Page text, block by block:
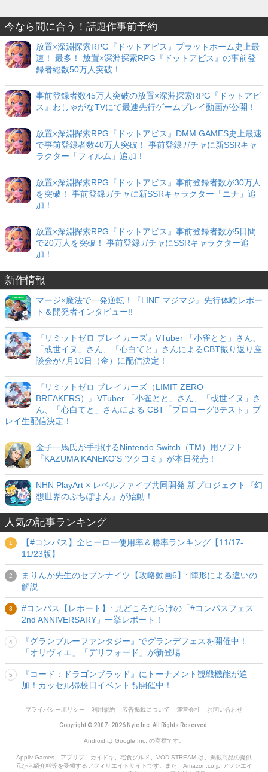
今なら間に合う！話題作事前予約
放置×深淵探索RPG『ドットアビス』プラットホーム史上最
速！ 最多！ 放置×深淵探索RPG『ドットアビス』の事前登
録者総数50万人突破！
事前登録者数45万人突破の放置×深淵探索RPG『ドットアビ
ス』わしゃがなTVにて最速先行ゲームプレイ動画が公開！
放置×深淵探索RPG『ドットアビス』DMM GAMES史上最速
で事前登録者数40万人突破！ 事前登録ガチャに新SSRキャ
ラクター「フィルム」追加！
放置×深淵探索RPG『ドットアビス』事前登録者数が30万人
を突破！ 事前登録ガチャに新SSRキャラクター「ニナ」追
加！
放置×深淵探索RPG『ドットアビス』事前登録者数が5日間
で20万人を突破！ 事前登録ガチャにSSRキャラクター追
加！
新作情報
マージ×魔法で一発逆転！『LINE マジマジ』先行体験レポー
ト＆開発者インタビュー!!
『リミットゼロ ブレイカーズ』VTuber 「小雀とと」さん、
「或世イヌ」さん、「心白てと」さんによるCBT振り返り座
談会が7月10日（金）に配信決定！
『リミットゼロ ブレイカーズ（LIMIT ZERO
BREAKERS）』VTuber 「小雀とと」さん、「或世イヌ」さ
ん、「心白てと」さんによる CBT「プロローグβテスト」プ
レイ生配信決定！
金子一馬氏が手掛けるNintendo Switch（TM）用ソフト
『KAZUMA KANEKO'S ツクヨミ』が本日発売！
NHN PlayArt × レベルファイブ共同開発 新プロジェクト『幻
想世界のぷちぽよん』が始動！
人気の記事ランキング
【#コンパス】全ヒーロー使用率＆勝率ランキング【11/17-
11/23版】
まりんか先生のセブンナイツ【攻略動画6】: 陣形による違いの
解説
#コンパス【レポート】: 見どころだらけの「#コンパスフェス
2nd ANNIVERSARY」一挙レポート！
『グランブルーファンタジー』でグランデフェスを開催中！
「オリヴィエ」「デリフォード」が新登場
『コード：ドラゴンブラッド』にトーナメント観戦機能が追
加！カッセル帰校日イベントも開催中！
プライバシーポリシー 利用規約 広告掲載について 運営会社 お問い合わせ
Copyright © 2007- 2026 Nyle Inc. All Rights Reserved.
Android は Google Inc. の商標です。
Appliv Games、アプリブ、カイドキ、宅食グルメ、VOD STREAM は、掲載商品の提供
元から紹介料等を受領するアフィリエイトサイトです。また、Amazon.co.jp アソシエイ